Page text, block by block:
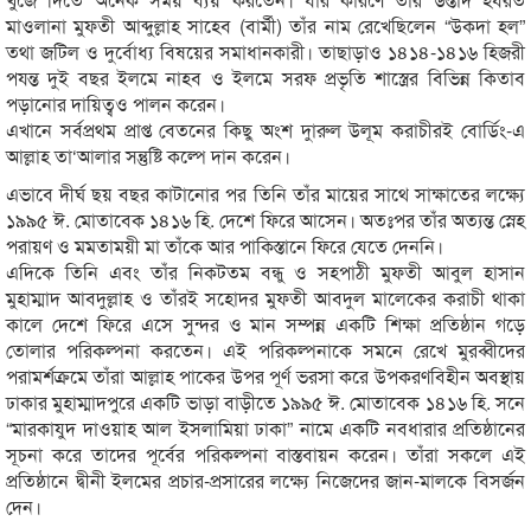
মাওলানা মুফতী আব্দুল্লাহ সাহেব (বার্মী) তাঁর নাম রেখেছিলেন “উকদা হল”
তথা জটিল ও দুর্বোধ্য বিষয়ের সমাধানকারী। তাছাড়াও ১৪১৪-১৪১৬ হিজরী
পযন্ত দুই বছর ইলমে নাহব ও ইলমে সরফ প্রভৃতি শাস্ত্রের বিভিন্ন কিতাব
পড়ানোর দায়িত্বও পালন করেন।
এখানে সর্বপ্রথম প্রাপ্ত বেতনের কিছু অংশ দাুরুল উলূম করাচীরই বোর্ডিং-এ
আল্লাহ তা‘আলার সন্তুষ্টি কল্পে দান করেন।
এভাবে দীর্ঘ ছয় বছর কাটানোর পর তিনি তাঁর মায়ের সাথে সাক্ষাতের লক্ষ্যে
১৯৯৫ ঈ. মোতাবেক ১৪১৬ হি. দেশে ফিরে আসেন। অতঃপর তাঁর অত্যন্ত স্নেহ
পরায়ণ ও মমতাময়ী মা তাঁকে আর পাকিস্তানে ফিরে যেতে দেননি।
এদিকে তিনি এবং তাঁর নিকটতম বন্ধু ও সহপাঠী মুফতী আবুল হাসান
মুহাম্মাদ আবদুল্লাহ ও তাঁরই সহোদর মুফতী আবদুল মালেকের করাচী থাকা
কালে দেশে ফিরে এসে সুন্দর ও মান সম্পন্ন একটি শিক্ষা প্রতিষ্ঠান গড়ে
তোলার পরিকল্পনা করতেন। এই পরিকল্পনাকে সমনে রেখে মুরব্বীদের
পরামর্শক্রমে তাঁরা আল্লাহ পাকের উপর পূর্ণ ভরসা করে উপকরণবিহীন অবস্থায়
ঢাকার মুহাম্মাদপুরে একটি ভাড়া বাড়ীতে ১৯৯৫ ঈ. মোতাবেক ১৪১৬ হি. সনে
“মারকাযুদ দাওয়াহ আল ইসলামিয়া ঢাকা” নামে একটি নবধারার প্রতিষ্ঠানের
সূচনা করে তাদের পূর্বের পরিকল্পনা বাস্তবায়ন করেন। তাঁরা সকলে এই
প্রতিষ্ঠানে দ্বীনী ইলমের প্রচার-প্রসারের লক্ষ্যে নিজেদের জান-মালকে বিসর্জন
দেন।